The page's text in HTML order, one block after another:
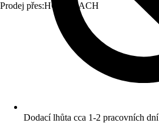
Prodej přes:HORNBACH
Dodací lhůta cca 1-2 pracovních dní